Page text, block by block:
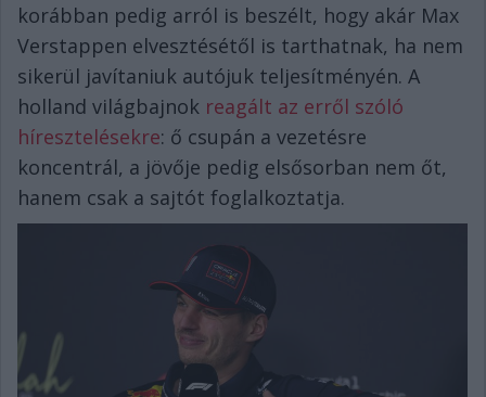
korábban pedig arról is beszélt, hogy akár Max
Verstappen elvesztésétől is tarthatnak, ha nem
sikerül javítaniuk autójuk teljesítményén. A
holland világbajnok reagált az erről szóló
híresztelésekre: ő csupán a vezetésre
koncentrál, a jövője pedig elsősorban nem őt,
hanem csak a sajtót foglalkoztatja.